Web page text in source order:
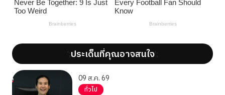
';ประเด็นที่คุณอาจสนใจ';
09 ส.ค. 69
ทั่วไป